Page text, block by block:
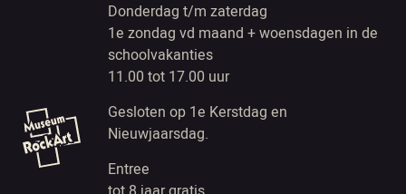
Donderdag t/m zaterdag
1e zondag vd maand + woensdagen in de
schoolvakanties
11.00 tot 17.00 uur
Gesloten op 1e Kerstdag en
Nieuwjaarsdag.
Entree